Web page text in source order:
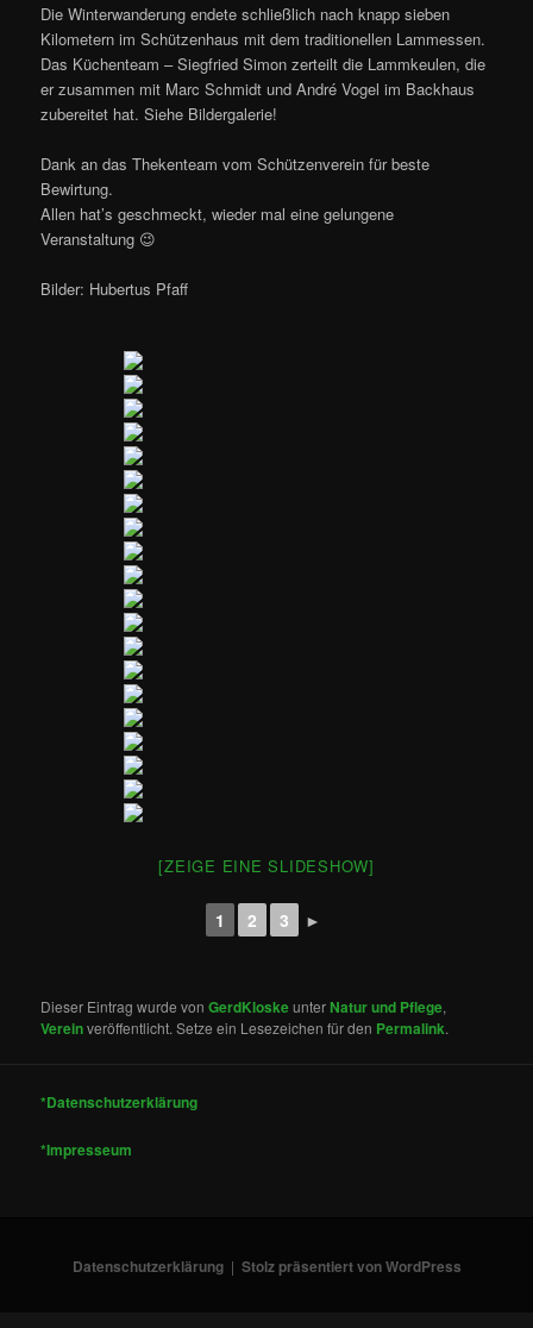
Die Winterwanderung endete schließlich nach knapp sieben
Kilometern im Schützenhaus mit dem traditionellen Lammessen.
Das Küchenteam – Siegfried Simon zerteilt die Lammkeulen, die
er zusammen mit Marc Schmidt und André Vogel im Backhaus
zubereitet hat. Siehe Bildergalerie!
Dank an das Thekenteam vom Schützenverein für beste
Bewirtung.
Allen hat’s geschmeckt, wieder mal eine gelungene
Veranstaltung 😉
Bilder: Hubertus Pfaff
[ZEIGE EINE SLIDESHOW]
1 2 3 ►
Dieser Eintrag wurde vonGerdKloskeunterNatur und Pflege,
Vereinveröffentlicht. Setze ein Lesezeichen für den Permalink.
*Datenschutzerklärung
*Impresseum
Datenschutzerklärung Stolz präsentiert von WordPress